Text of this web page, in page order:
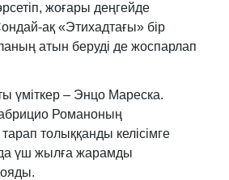
жоғары деңгейде
ақ «Этихадтағы» бір
атын беруді де жоспарлап
үміткер – Энцо Мареска.
Романоның
толыққанды келісімге
үш жылға жарамды
.